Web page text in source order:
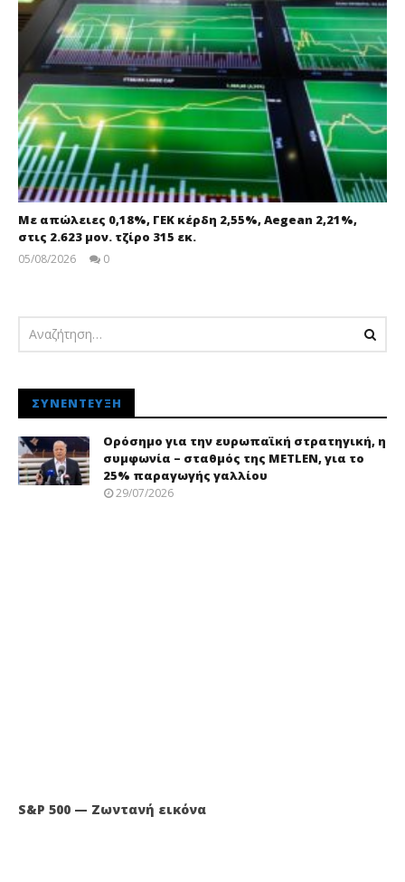
Με απώλειες 0,18%, ΓΕΚ κέρδη 2,55%, Aegean 2,21%,
στις 2.623 μον. τζίρο 315 εκ.
05/08/2026
0
ΣΥΝΈΝΤΕΥΞΗ
Ορόσημο για την ευρωπαϊκή στρατηγική, η
συμφωνία – σταθμός της METLEN, για το
25% παραγωγής γαλλίου
29/07/2026
S&P 500 — Ζωντανή εικόνα